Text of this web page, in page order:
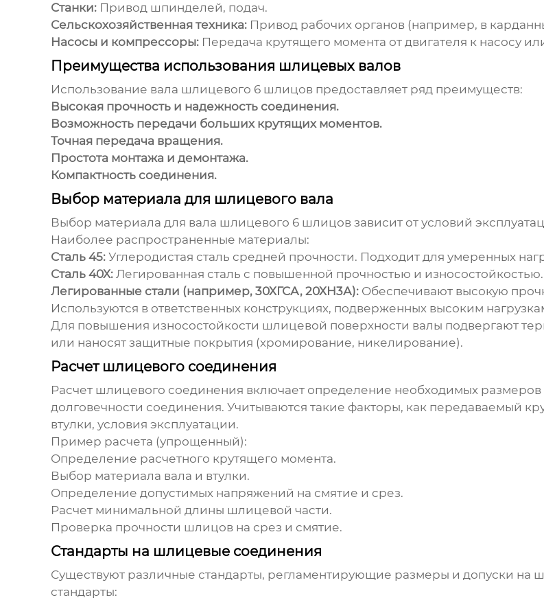
Станки:Привод шпинделей, подач.
Сельскохозяйственная техника:Привод рабочих органов (например, в
Насосы и компрессоры:Передача крутящего момента от двигателя к насосу
Преимущества использования шлицевых валов
Использование вала шлицевого 6 шлицовпредоставляет ряд преимуществ:
Высокая прочность и надежность соединения.
Возможность передачи больших крутящих моментов.
Точная передача вращения.
Простота монтажа и демонтажа.
Компактность соединения.
Выбор материала для шлицевого вала
Выбор материала для вала шлицевого 6 шлицовзависит от условий
Наиболее распространенные материалы:
Сталь 45:Углеродистая сталь средней прочности. Подходит для умеренных
Сталь 40Х:Легированная сталь с повышенной прочностью и
Легированные стали (например, 30ХГСА, 20ХН3А):Обеспечивают высокую
Используются в ответственных конструкциях, подверженных высоким
Для повышения износостойкости шлицевой поверхности валы подвергают
или наносят защитные покрытия (хромирование, никелирование).
Расчет шлицевого соединения
Расчет шлицевого соединения включает определение необходимых
долговечности соединения. Учитываются такие факторы, как передаваемый
втулки, условия эксплуатации.
Пример расчета (упрощенный):
Определение расчетного крутящего момента.
Выбор материала вала и втулки.
Определение допустимых напряжений на смятие и срез.
Расчет минимальной длины шлицевой части.
Проверка прочности шлицов на срез и смятие.
Стандарты на шлицевые соединения
Существуют различные стандарты, регламентирующие размеры и допуски
стандарты: